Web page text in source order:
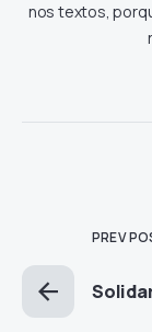
nos textos,
PREV